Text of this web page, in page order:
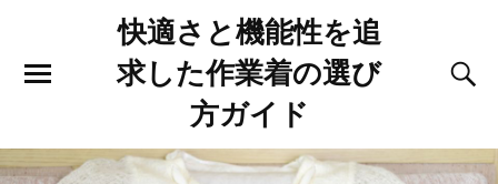
快適さと機能性を追
求した作業着の選び
方ガイド